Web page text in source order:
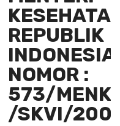
REPUBLIK
INDONESIA
NOMOR :
573/
/SKVI/